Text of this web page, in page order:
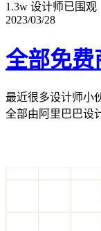
1.3w 设计师已围观
2023/03/28
全部免费
最近很多设计师小
全部由阿里巴巴设